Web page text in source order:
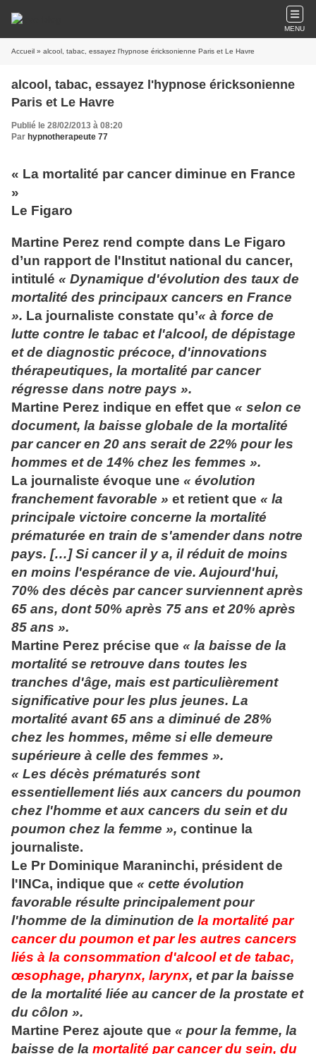
MENU
Accueil » alcool, tabac, essayez l'hypnose éricksonienne Paris et Le Havre
alcool, tabac, essayez l'hypnose éricksonienne
Paris et Le Havre
Publié le 28/02/2013 à 08:20
Par hypnotherapeute 77
« La mortalité par cancer diminue en France
»
Le Figaro
Martine Perez rend compte dans Le Figaro
d’un rapport de l'Institut national du cancer,
intitulé « Dynamique d'évolution des taux de
mortalité des principaux cancers en France
». La journaliste constate qu’« à force de
lutte contre le tabac et l'alcool, de dépistage
et de diagnostic précoce, d'innovations
thérapeutiques, la mortalité par cancer
régresse dans notre pays ».
Martine Perez indique en effet que « selon ce
document, la baisse globale de la mortalité
par cancer en 20 ans serait de 22% pour les
hommes et de 14% chez les femmes ».
La journaliste évoque une « évolution
franchement favorable » et retient que « la
principale victoire concerne la mortalité
prématurée en train de s'amender dans notre
pays. […] Si cancer il y a, il réduit de moins
en moins l'espérance de vie. Aujourd'hui,
70% des décès par cancer surviennent après
65 ans, dont 50% après 75 ans et 20% après
85 ans ».
Martine Perez précise que « la baisse de la
mortalité se retrouve dans toutes les
tranches d'âge, mais est particulièrement
significative pour les plus jeunes. La
mortalité avant 65 ans a diminué de 28%
chez les hommes, même si elle demeure
supérieure à celle des femmes ».
« Les décès prématurés sont
essentiellement liés aux cancers du poumon
chez l'homme et aux cancers du sein et du
poumon chez la femme », continue la
journaliste.
Le Pr Dominique Maraninchi, président de
l'INCa, indique que « cette évolution
favorable résulte principalement pour
l'homme de la diminution de la mortalité par
cancer du poumon et par les autres cancers
liés à la consommation d'alcool et de tabac,
œsophage, pharynx, larynx, et par la baisse
de la mortalité liée au cancer de la prostate et
du côlon ».
Martine Perez ajoute que « pour la femme, la
baisse de la mortalité par cancer du sein, du